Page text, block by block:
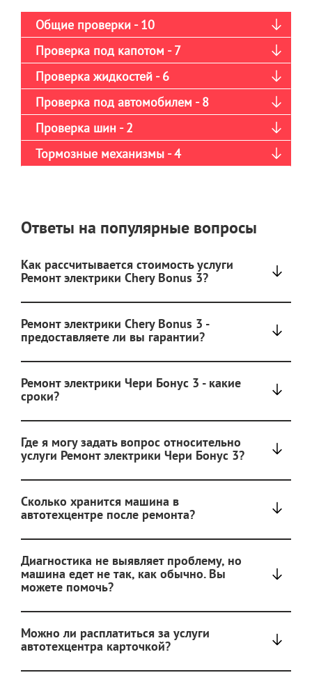
Общие проверки - 10
Проверка под капотом - 7
Проверка жидкостей - 6
Проверка под автомобилем - 8
Проверка шин - 2
Тормозные механизмы - 4
Ответы на популярные вопросы
Как рассчитывается стоимость услуги
Ремонт электрики Chery Bonus 3?
Ремонт электрики Chery Bonus 3 -
предоставляете ли вы гарантии?
Ремонт электрики Чери Бонус 3 - какие
сроки?
Где я могу задать вопрос относительно
услуги Ремонт электрики Чери Бонус 3?
Сколько хранится машина в
автотехцентре после ремонта?
Диагностика не выявляет проблему, но
машина едет не так, как обычно. Вы
можете помочь?
Можно ли расплатиться за услуги
автотехцентра карточкой?